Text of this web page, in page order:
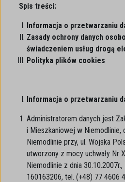
Spis treści:
Informacja o przetwarzaniu
Zasady ochrony danych
świadczeniem usług drogą
Polityka plików cookies
Informacja o przetwarzaniu
Administratorem danych jest
i Mieszkaniowej w Niemodlinie,
Niemodlinie przy, ul. Wojska
utworzony z mocy uchwały Nr
Niemodlinie z dnia
160163206, tel. (+48) 77 4606